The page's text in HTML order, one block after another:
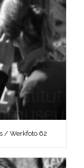
/ Werkfoto 62